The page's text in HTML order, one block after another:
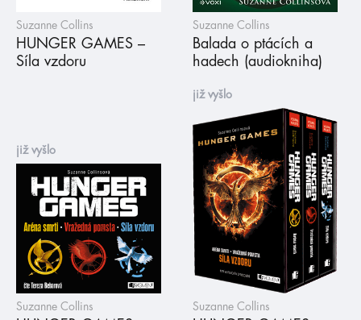
Suzanne Collins
HUNGER GAMES –
Síla vzdoru
Suzanne Collins
Balada o ptácích a
hadech (audiokniha)
již vyšlo
Suzanne Collins
již vyšlo
Suzanne Collins